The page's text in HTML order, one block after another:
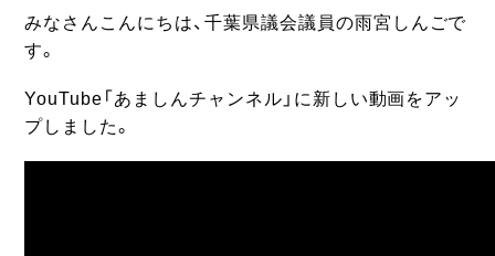
みなさんこんにちは、千葉県議会議員の雨宮しんごで
す。
YouTube「あましんチャンネル」に新しい動画をアッ
プしました。